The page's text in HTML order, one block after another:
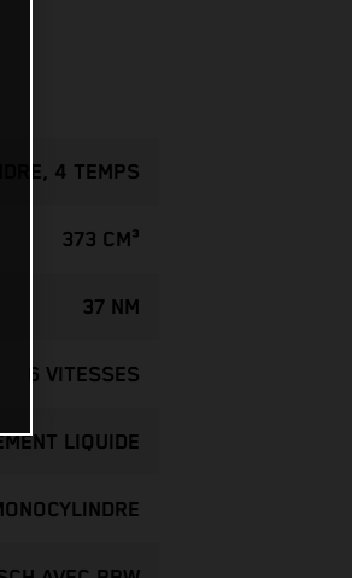
4 TEMPS
373 CM³
37 NM
6 VITESSES
LIQUIDE